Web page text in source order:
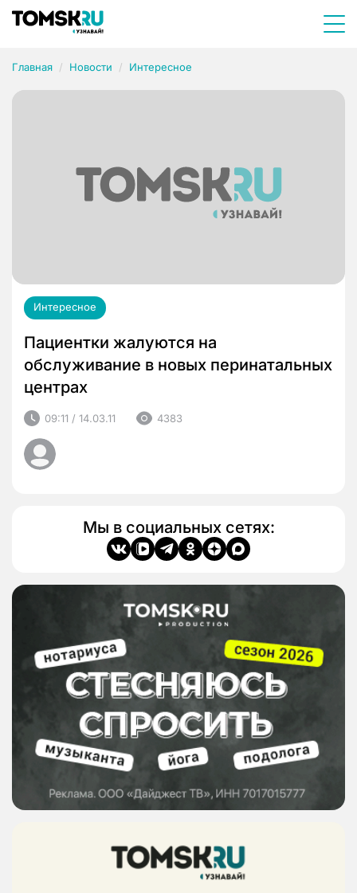
Главная Новости Интересное
Интересное
Пациентки жалуются на
обслуживание в новых перинатальных
центрах
09:11 / 14.03.11 4383
Мы в социальных сетях: